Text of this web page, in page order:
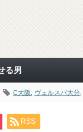
る男
C大阪 ヴェルスパ大分
RSS